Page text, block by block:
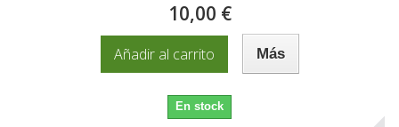
10,00 €
Añadir al carrito Más
En stock